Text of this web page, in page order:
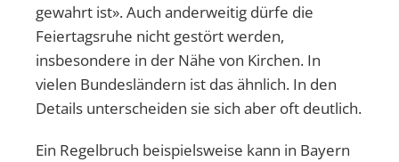
gewahrt ist». Auch anderweitig dürfe die
Feiertagsruhe nicht gestört werden,
insbesondere in der Nähe von Kirchen. In
vielen Bundesländern ist das ähnlich. In den
Details unterscheiden sie sich aber oft deutlich.
Ein Regelbruch beispielsweise kann in Bayern